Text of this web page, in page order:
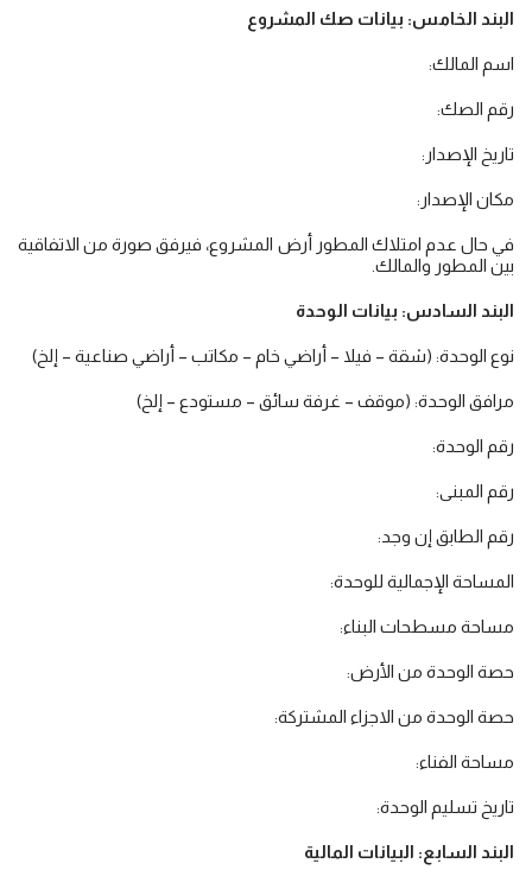
البند الخامس: بيانات صك المشروع
اسم المالك:
رقم الصك:
تاريخ الإصدار:
مكان الإصدار:
في حال عدم امتلاك المطور أرض المشروع، فيرفق صورة من الاتفاقية
بين المطور والمالك.
البند السادس: بيانات الوحدة
نوع الوحدة: (شقة – فيلا – أراضي خام – مكاتب – أراضي صناعية – إلخ)
مرافق الوحدة: (موقف – غرفة سائق – مستودع – إلخ)
رقم الوحدة:
رقم المبنى:
رقم الطابق إن وجد:
المساحة الإجمالية للوحدة:
مساحة مسطحات البناء:
حصة الوحدة من الأرض:
حصة الوحدة من الاجزاء المشتركة:
مساحة الفناء:
تاريخ تسليم الوحدة:
البند السابع: البيانات المالية